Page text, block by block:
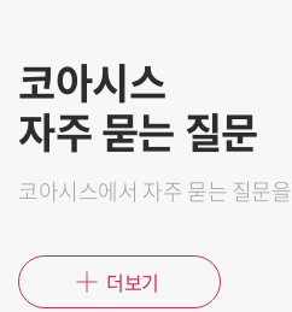
코아시스
자주 묻는 질문
코아시스에서 자주 묻는 질문
더보기